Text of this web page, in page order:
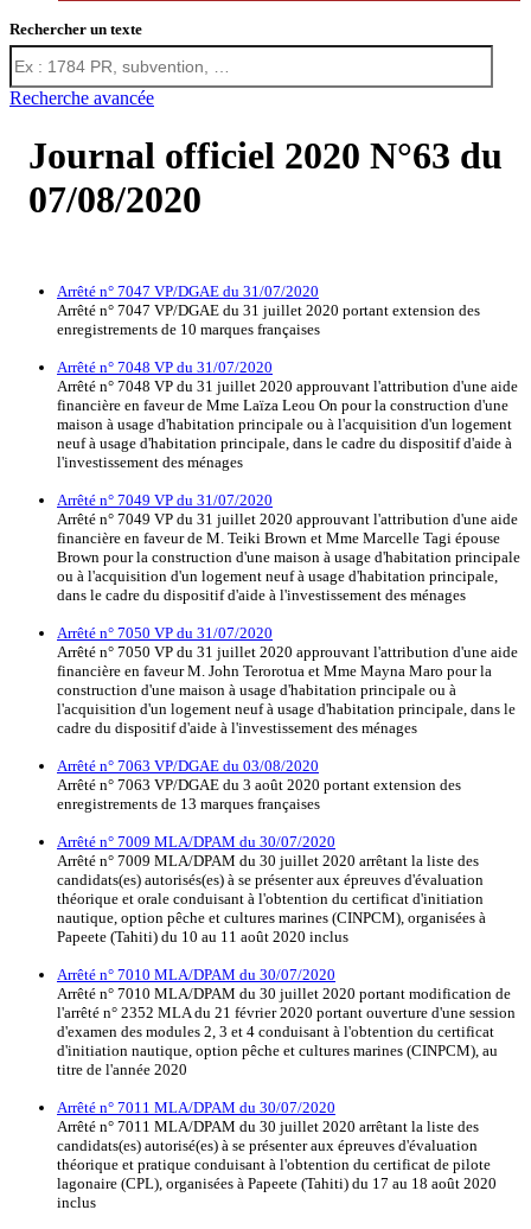
Rechercher un texte
Recherche avancée
Journal officiel 2020 N°63 du
07/08/2020
Arrêté n° 7047 VP/DGAE du 31/07/2020
Arrêté n° 7047 VP/DGAE du 31 juillet 2020 portant extension des
enregistrements de 10 marques françaises
Arrêté n° 7048 VP du 31/07/2020
Arrêté n° 7048 VP du 31 juillet 2020 approuvant l'attribution d'une aide
financière en faveur de Mme Laïza Leou On pour la construction d'une
maison à usage d'habitation principale ou à l'acquisition d'un logement
neuf à usage d'habitation principale, dans le cadre du dispositif d'aide à
l'investissement des ménages
Arrêté n° 7049 VP du 31/07/2020
Arrêté n° 7049 VP du 31 juillet 2020 approuvant l'attribution d'une aide
financière en faveur de M. Teiki Brown et Mme Marcelle Tagi épouse
Brown pour la construction d'une maison à usage d'habitation principale
ou à l'acquisition d'un logement neuf à usage d'habitation principale,
dans le cadre du dispositif d'aide à l'investissement des ménages
Arrêté n° 7050 VP du 31/07/2020
Arrêté n° 7050 VP du 31 juillet 2020 approuvant l'attribution d'une aide
financière en faveur M. John Terorotua et Mme Mayna Maro pour la
construction d'une maison à usage d'habitation principale ou à
l'acquisition d'un logement neuf à usage d'habitation principale, dans le
cadre du dispositif d'aide à l'investissement des ménages
Arrêté n° 7063 VP/DGAE du 03/08/2020
Arrêté n° 7063 VP/DGAE du 3 août 2020 portant extension des
enregistrements de 13 marques françaises
Arrêté n° 7009 MLA/DPAM du 30/07/2020
Arrêté n° 7009 MLA/DPAM du 30 juillet 2020 arrêtant la liste des
candidats(es) autorisés(es) à se présenter aux épreuves d'évaluation
théorique et orale conduisant à l'obtention du certificat d'initiation
nautique, option pêche et cultures marines (CINPCM), organisées à
Papeete (Tahiti) du 10 au 11 août 2020 inclus
Arrêté n° 7010 MLA/DPAM du 30/07/2020
Arrêté n° 7010 MLA/DPAM du 30 juillet 2020 portant modification de
l'arrêté n° 2352 MLA du 21 février 2020 portant ouverture d'une session
d'examen des modules 2, 3 et 4 conduisant à l'obtention du certificat
d'initiation nautique, option pêche et cultures marines (CINPCM), au
titre de l'année 2020
Arrêté n° 7011 MLA/DPAM du 30/07/2020
Arrêté n° 7011 MLA/DPAM du 30 juillet 2020 arrêtant la liste des
candidats(es) autorisé(es) à se présenter aux épreuves d'évaluation
théorique et pratique conduisant à l'obtention du certificat de pilote
lagonaire (CPL), organisées à Papeete (Tahiti) du 17 au 18 août 2020
inclus